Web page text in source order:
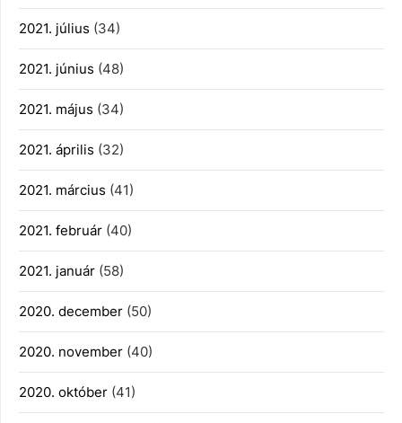
2021. július (34)
2021. június (48)
2021. május (34)
2021. április (32)
2021. március (41)
2021. február (40)
2021. január (58)
2020. december (50)
2020. november (40)
2020. október (41)